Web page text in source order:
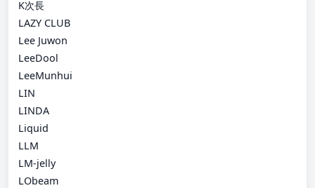
K次長
LAZY CLUB
Lee Juwon
LeeDool
LeeMunhui
LIN
LINDA
Liquid
LLM
LM-jelly
LObeam